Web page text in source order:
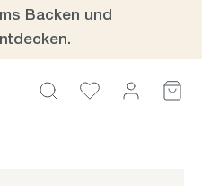
Backen und